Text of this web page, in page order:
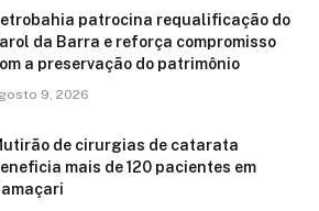
patrocina requalificação do
da Barra e reforça compromisso
a preservação do patrimônio
9, 2026
de cirurgias de catarata
mais de 120 pacientes em